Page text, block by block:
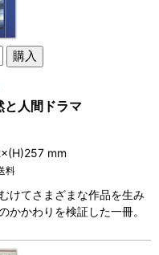
人間ドラマ
mm
料
けてさまざまな作品を生み
かかわりを検証した一冊。